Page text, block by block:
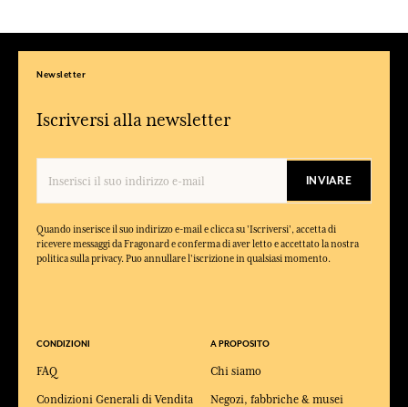
Newsletter
Iscriversi alla newsletter
INVIARE
Quando inserisce il suo indirizzo e-mail e clicca su 'Iscriversi', accetta di
ricevere messaggi da Fragonard e conferma di aver letto e accettato la nostra
politica sulla privacy. Puo annullare l'iscrizione in qualsiasi momento.
CONDIZIONI
FAQ
Condizioni Generali di Vendita
A PROPOSITO
Chi siamo
Negozi, fabbriche & musei